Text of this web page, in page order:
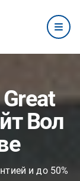
Вол
и до 50%